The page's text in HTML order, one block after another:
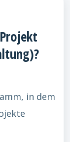
in dem